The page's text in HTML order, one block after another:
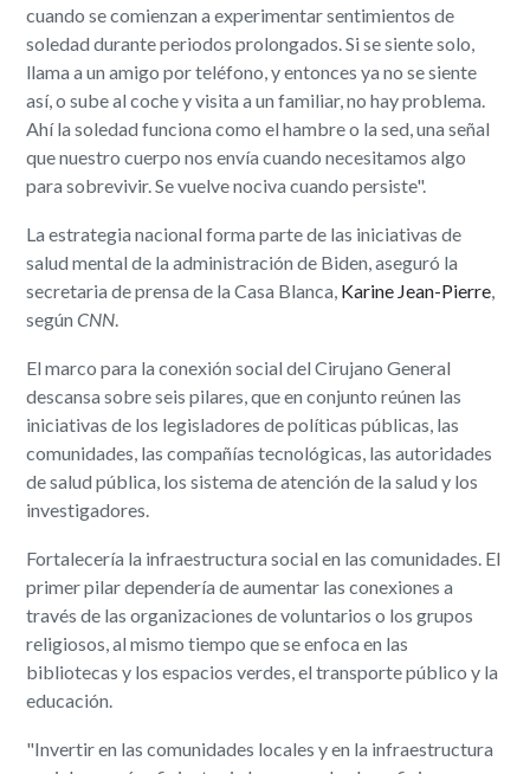
cuando se comienzan a experimentar sentimientos de
soledad durante periodos prolongados. Si se siente solo,
llama a un amigo por teléfono, y entonces ya no se siente
así, o sube al coche y visita a un familiar, no hay problema.
Ahí la soledad funciona como el hambre o la sed, una señal
que nuestro cuerpo nos envía cuando necesitamos algo
para sobrevivir. Se vuelve nociva cuando persiste".
La estrategia nacional forma parte de las iniciativas de
salud mental de la administración de Biden, aseguró la
secretaria de prensa de la Casa Blanca, Karine Jean-Pierre,
segúnCNN.
El marco para la conexión social del Cirujano General
descansa sobre seis pilares, que en conjunto reúnen las
iniciativas de los legisladores de políticas públicas, las
comunidades, las compañías tecnológicas, las autoridades
de salud pública, los sistema de atención de la salud y los
investigadores.
Fortalecería la infraestructura social en las comunidades. El
primer pilar dependería de aumentar las conexiones a
través de las organizaciones de voluntarios o los grupos
religiosos, al mismo tiempo que se enfoca en las
bibliotecas y los espacios verdes, el transporte público y la
educación.
"Invertir en las comunidades locales y en la infraestructura